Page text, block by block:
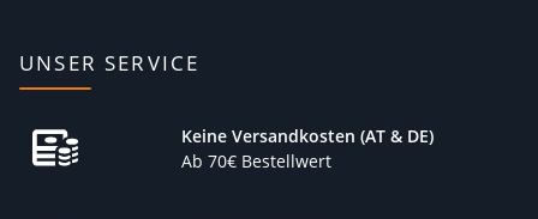
UNSER SERVICE
Keine Versandkosten (AT & DE)
Ab 70€ Bestellwert